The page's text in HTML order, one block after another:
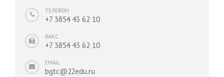
ТЕЛЕФОН
+7 3854 43 62 10
ФАКС
+7 3854 43 62 10
EMAIL
bgtc@22edu.ru